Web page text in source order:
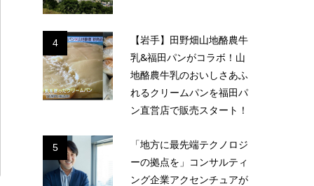
4
【岩手】田野畑山地酪農牛
乳&福田パンがコラボ！山
地酪農牛乳のおいしさあふ
れるクリームパンを福田パ
ン直営店で販売スタート！
5
「地方に最先端テクノロジ
ーの拠点を」コンサルティ
ング企業アクセンチュアが